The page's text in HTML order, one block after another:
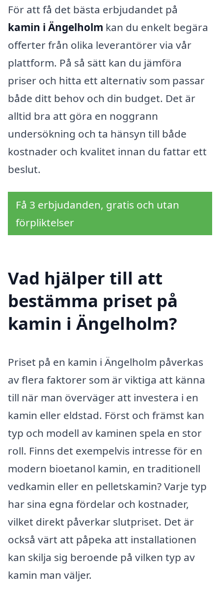
För att få det bästa erbjudandet på
kamin i Ängelholm kan du enkelt begära
offerter från olika leverantörer via vår
plattform. På så sätt kan du jämföra
priser och hitta ett alternativ som passar
både ditt behov och din budget. Det är
alltid bra att göra en noggrann
undersökning och ta hänsyn till både
kostnader och kvalitet innan du fattar ett
beslut.
Få 3 erbjudanden, gratis och utan
förpliktelser
Vad hjälper till att
bestämma priset på
kamin i Ängelholm?
Priset på en kamin i Ängelholm påverkas
av flera faktorer som är viktiga att känna
till när man överväger att investera i en
kamin eller eldstad. Först och främst kan
typ och modell av kaminen spela en stor
roll. Finns det exempelvis intresse för en
modern bioetanol kamin, en traditionell
vedkamin eller en pelletskamin? Varje typ
har sina egna fördelar och kostnader,
vilket direkt påverkar slutpriset. Det är
också värt att påpeka att installationen
kan skilja sig beroende på vilken typ av
kamin man väljer.